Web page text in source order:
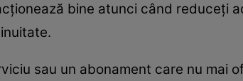
bine atunci când reduceți
sau un abonament care nu mai